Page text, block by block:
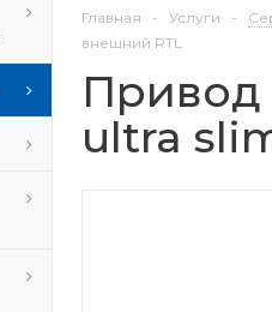
Главная - Услуги -
внешний RTL
Привод
ultra